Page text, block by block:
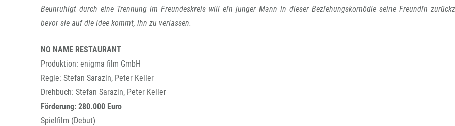
Beunruhigt durch eine Trennung im Freundeskreis will ein junger Mann in dieser Beziehungskomödie seine Freundin
bevor sie auf die Idee kommt, ihn zu verlassen.
NO NAME RESTAURANT
Produktion: enigma film GmbH
Regie: Stefan Sarazin, Peter Keller
Drehbuch: Stefan Sarazin, Peter Keller
Förderung: 280.000 Euro
Spielfilm (Debut)